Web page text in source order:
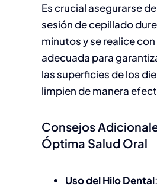
Es crucial asegurarse
sesión de cepillado
minutos y se realice
adecuada para
las superficies de los
limpien de manera
Consejos
Óptima Salud Oral
Uso del Hilo Dental: